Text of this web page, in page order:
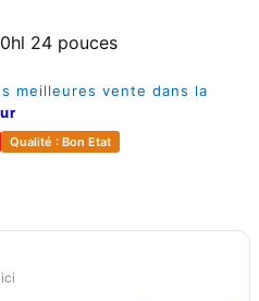
24 pouces
meilleures vente dans la
Qualité : Bon Etat